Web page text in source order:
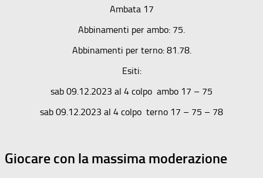
Ambata 17
Abbinamenti per ambo: 75.
Abbinamenti per terno: 81.78.
Esiti:
sab 09.12.2023 al 4 colpo ambo 17 – 75
sab 09.12.2023 al 4 colpo terno 17 – 75 – 78
Giocare con la massima moderazione